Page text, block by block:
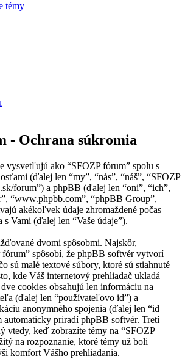
témy
- Ochrana súkromia
vysvetľujú ako “SFOZP fórum” spolu s
(ďalej len “my”, “nás”, “náš”, “SFOZP
forum”) a phpBB (ďalej len “oni”, “ich”,
“www.phpbb.com”, “phpBB Group”,
akékoľvek údaje zhromaždené počas
Vami (ďalej len “Vaše údaje”).
dvomi spôsobmi. Najskôr,
fórum” spôsobí, že phpBB softvér vytvorí
sú malé textové súbory, ktoré sú stiahnuté
kde Váš internetový prehliadač ukladá
cookies obsahujú len informáciu na
(ďalej len “používateľovo id”) a
anonymného spojenia (ďalej len “id
automaticky priradí phpBB softvér. Tretí
vtedy, keď zobrazíte témy na “SFOZP
na rozpoznanie, ktoré témy už boli
komfort Vášho prehliadania.